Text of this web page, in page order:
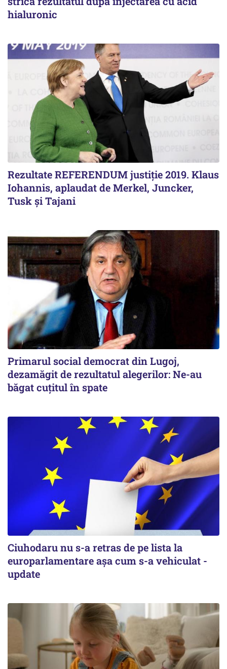
hialuronic
Rezultate REFERENDUM justiție 2019. Klaus
Iohannis, aplaudat de Merkel, Juncker,
Tusk și Tajani
Primarul social democrat din Lugoj,
dezamăgit de rezultatul alegerilor: Ne-au
băgat cuţitul în spate
Ciuhodaru nu s-a retras de pe lista la
europarlamentare așa cum s-a vehiculat -
update